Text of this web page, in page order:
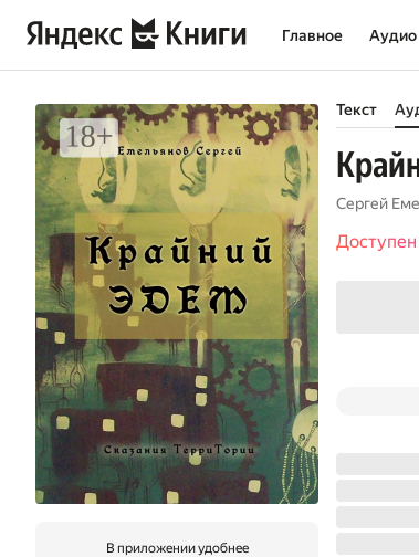
Главное Аудио
В приложении удобнее
Текст
Сергей
Доступен